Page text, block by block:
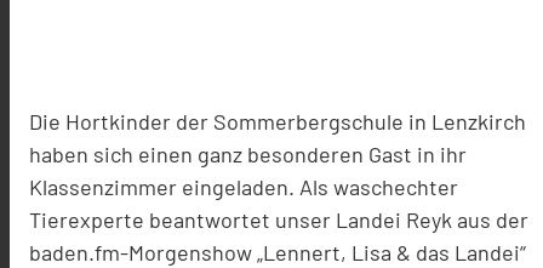
Die Hortkinder der Sommerbergschule in Lenzkirch
haben sich einen ganz besonderen Gast in ihr
Klassenzimmer eingeladen. Als waschechter
Tierexperte beantwortet unser Landei Reyk aus der
baden.fm-Morgenshow „Lennert, Lisa & das Landei“